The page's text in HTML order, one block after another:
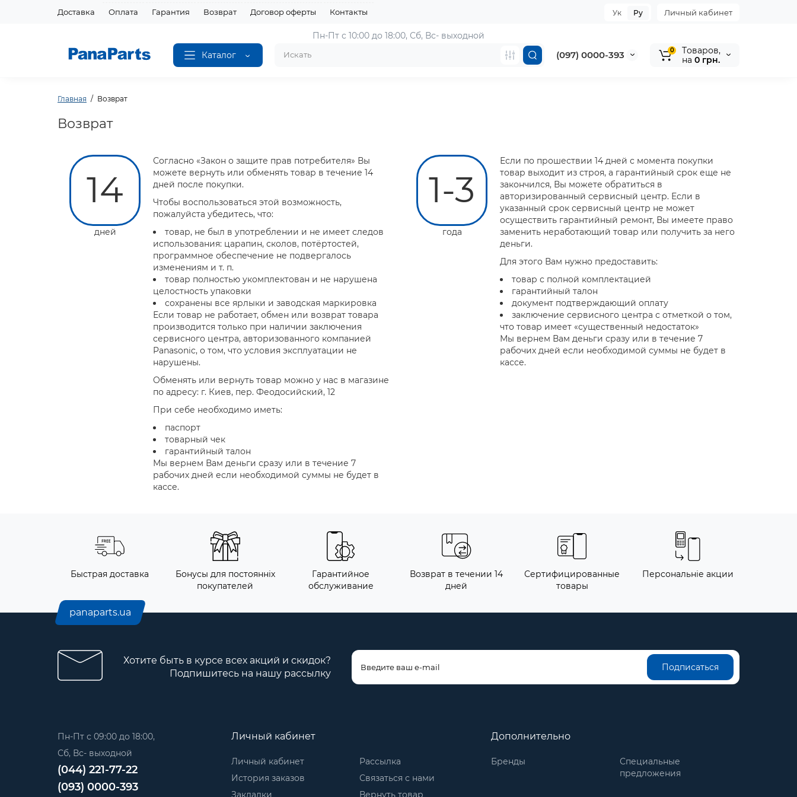
Доставка Оплата Гарантия Возврат Договор оферты Контакты Личный кабинет
Ук Ру
Каталог
Пн-Пт с 10:00 до 18:00, Сб, Вс- выходной
(097) 0000-393 0
Tоваров,
на 0 грн.
Главная Возврат
Возврат
14
дней
Согласно «Закон о защите прав потребителя» Вы
можете вернуть или обменять товар в течение 14
дней после покупки.
Чтобы воспользоваться этой возможность,
пожалуйста убедитесь, что:
товар, не был в употреблении и не имеет следов
использования: царапин, сколов, потёртостей,
программное обеспечение не подвергалось
изменениям и т. п.
товар полностью укомплектован и не нарушена
целостность упаковки
сохранены все ярлыки и заводская маркировка
Если товар не работает, обмен или возврат товара
производится только при наличии заключения
сервисного центра, авторизованного компанией
Panasonic, о том, что условия эксплуатации не
нарушены.
Обменять или вернуть товар можно у нас в магазине
по адресу: г. Киев, пер. Феодосийский, 12
При себе необходимо иметь:
паспорт
товарный чек
гарантийный талон
Мы вернем Вам деньги сразу или в течение 7
рабочих дней если необходимой суммы не будет в
кассе.
1-3
года
Если по прошествии 14 дней с момента покупки
товар выходит из строя, а гарантийный срок еще не
закончился, Вы можете обратиться в
авторизированный сервисный центр. Если в
указанный срок сервисный центр не может
осуществить гарантийный ремонт, Вы имеете право
заменить неработающий товар или получить за него
деньги.
Для этого Вам нужно предоставить:
товар с полной комплектацией
гарантийный талон
документ подтверждающий оплату
заключение сервисного центра с отметкой о том,
что товар имеет «существенный недостаток»
Мы вернем Вам деньги сразу или в течение 7
рабочих дней если необходимой суммы не будет в
кассе.
Быстрая доставка
Бонусы для постоянніх
покупателей
Гарантийное
обслуживание
Возврат в течении 14
дней
Сертифицированные
товары
Персональніе акции
panaparts.ua
Хотите быть в курсе всех акций и скидок?
Подпишитесь на нашу рассылку
Подписаться
Пн-Пт с 09:00 до 18:00,
Сб, Вс- выходной
(044) 221-77-22
(093) 0000-393
Личный кабинет
Личный кабинет
История заказов
Закладки
Рассылка
Связаться с нами
Вернуть товар
Дополнительно
Бренды
Специальные
предложения